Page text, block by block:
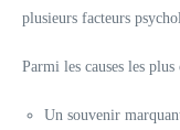
plusieurs facteurs
Parmi les causes les
Un souvenir